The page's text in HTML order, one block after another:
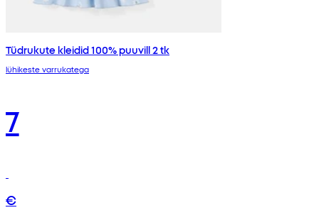
Tüdrukute kleidid 100% puuvill 2 tk
lühikeste varrukatega
7
€